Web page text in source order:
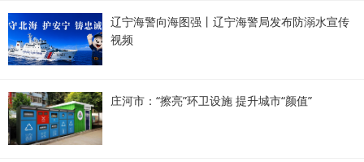
辽宁海警向海图强丨辽宁海警局发布防溺水宣传
视频
庄河市：“擦亮”环卫设施 提升城市“颜值”